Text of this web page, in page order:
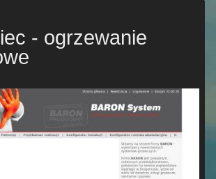
- ogrzewanie